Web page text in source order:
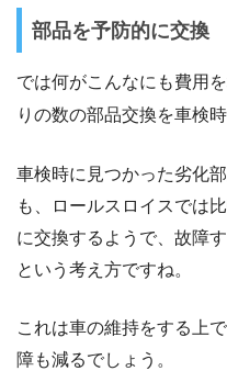
部品を予防的に交換
では何がこんなにも費用
りの数の部品交換を車検
車検時に見つかった劣化
も、ロールスロイスでは
に交換するようで、故障
という考え方ですね。
これは車の維持をする上
障も減るでしょう。